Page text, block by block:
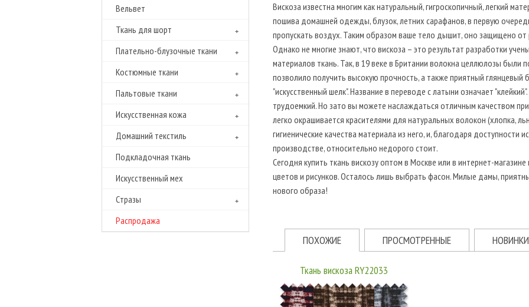
Вельвет
Ткань для шорт
Плательно-блузочные ткани
Костюмные ткани
Пальтовые ткани
Искусственная кожа
Домашний текстиль
Подкладочная ткань
Искусственный мех
Cтразы
Распродажа
Вискоза известна многим как натуральный, гигроскопичный, легкий
пошива домашней одежды, блузок, летних сарафанов, в первую
пропускать воздух. Таким образом ваше тело дышит, оно защищено от
Однако не многие знают, что вискоза – это результат разработки
материалов ткань. Так, в 19 веке в Британии волокна целлюлозы были
позволило получить высокую прочность, а также приятный глянцевый
"искусственный шелк". Название в переводе с латыни означает
трудоемкий. Но зато вы можете наслаждаться отличным качеством
легко окрашивается красителями для натуральных волокон (хлопка,
гигиенические качества материала из него, и, благодаря доступности
производстве, относительно недорого стоит.
Сегодня купить ткань вискозу оптом в Москве или в интернет-
цветов и рисунков. Осталось лишь выбрать фасон. Милые дамы,
нового образа!
ПОХОЖИЕ ПРОСМОТРЕННЫЕ НОВИНКИ
Ткань вискоза RY22033